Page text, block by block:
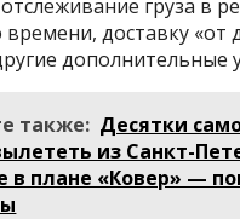
груза в
времени, доставку «от
дополнительные
также: Десятки
из Санкт-
в плане «Ковер» —